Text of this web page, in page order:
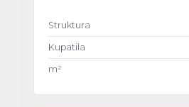
Struktura
Kupatila
m²